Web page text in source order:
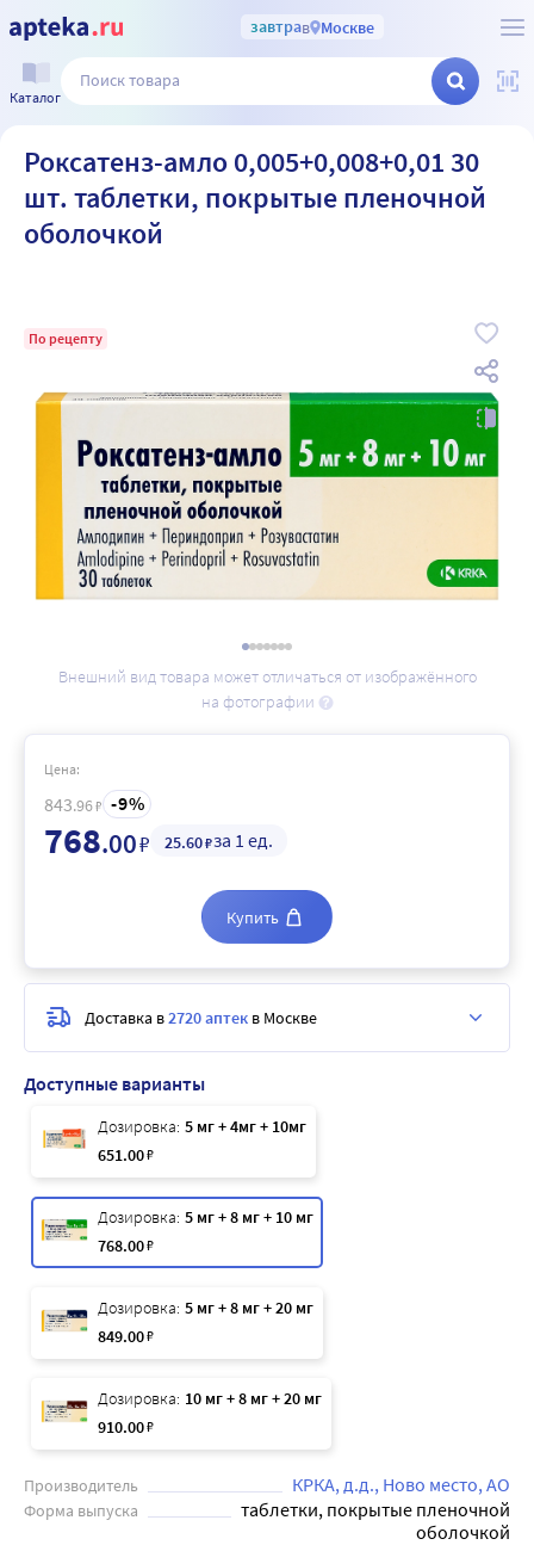
завтрав Москве
Каталог
Роксатенз-амло 0,005+0,008+0,01 30
шт. таблетки, покрытые пленочной
оболочкой
По рецепту
Внешний вид товара может отличаться от изображённого
на фотографии
Доступные варианты
Дозировка: 5 мг + 4мг + 10мг
651.00₽
Дозировка: 5 мг + 8 мг + 10 мг
768.00₽
Дозировка: 5 мг + 8 мг + 20 мг
849.00₽
Дозировка: 10 мг + 8 мг + 20 мг
910.00₽
Производитель КРКА, д.д., Ново место, АО
Форма выпуска
таблетки, покрытые пленочной
оболочкой
Цена:
843.96₽ 9
768.00₽ 25.60₽за 1 ед.
Купить
Доставка в2720 аптек в Москве